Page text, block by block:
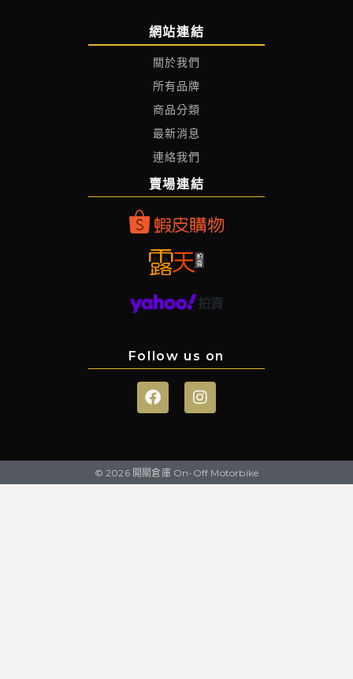
網站連結
關於我們
所有品牌
商品分類
最新消息
連絡我們
賣場連結
Follow us on
© 2026 開關倉庫 On-Off Motorbike